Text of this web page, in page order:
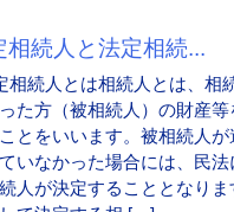
相続人と法定相続...
相続人とは相続人とは、相
た方（被相続人）の財産等
とをいいます。被相続人
いなかった場合には、民法
人が決定することとなりま